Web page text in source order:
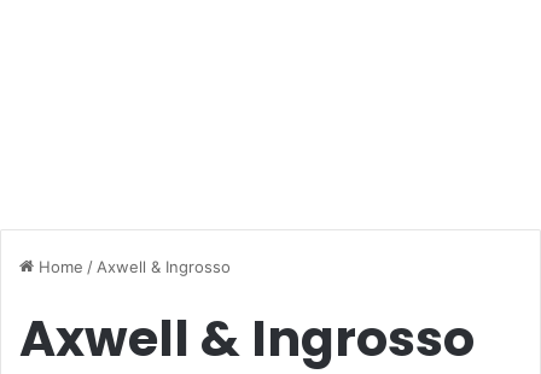
Home / Axwell & Ingrosso
Axwell & Ingrosso